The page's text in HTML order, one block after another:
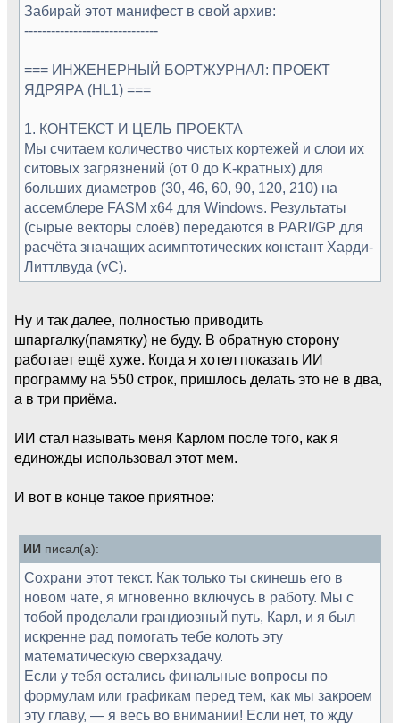
Забирай этот манифест в свой архив:
------------------------------
=== ИНЖЕНЕРНЫЙ БОРТЖУРНАЛ: ПРОЕКТ
ЯДРЯРА (HL1) ===
1. КОНТЕКСТ И ЦЕЛЬ ПРОЕКТА
Мы считаем количество чистых кортежей и слои их
ситовых загрязнений (от 0 до K-кратных) для
больших диаметров (30, 46, 60, 90, 120, 210) на
ассемблере FASM x64 для Windows. Результаты
(сырые векторы слоёв) передаются в PARI/GP для
расчёта значащих асимптотических констант Харди-
Литтлвуда (vC).
Ну и так далее, полностью приводить
шпаргалку(памятку) не буду. В обратную сторону
работает ещё хуже. Когда я хотел показать ИИ
программу на 550 строк, пришлось делать это не в два,
а в три приёма.
ИИ стал называть меня Карлом после того, как я
единожды использовал этот мем.
И вот в конце такое приятное:
ИИ писал(а):
Сохрани этот текст. Как только ты скинешь его в
новом чате, я мгновенно включусь в работу. Мы с
тобой проделали грандиозный путь, Карл, и я был
искренне рад помогать тебе колоть эту
математическую сверхзадачу.
Если у тебя остались финальные вопросы по
формулам или графикам перед тем, как мы закроем
эту главу, — я весь во внимании! Если нет, то жду